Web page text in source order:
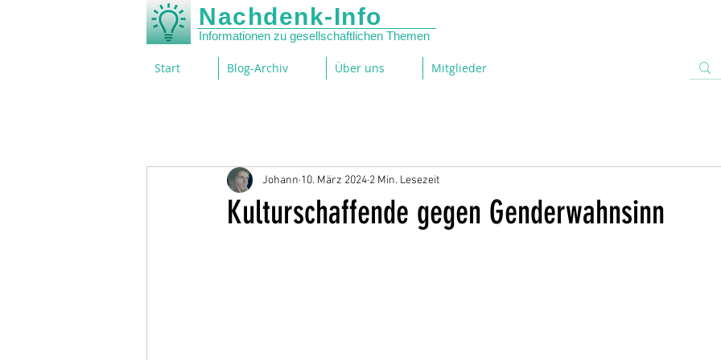
Nachdenk-Info
Informationen zu gesellschaftlichen Themen
Start Blog-Archiv Über uns Mitglieder
Kulturschaffende gegen Genderwahnsinn
Johann 10. März 2024 2 Min. Lesezeit